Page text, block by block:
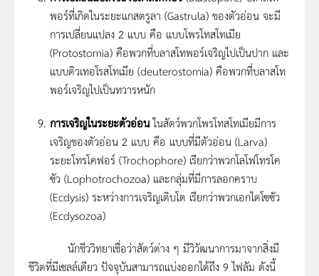
พอร์ที่เกิดในระยะแกสตรูลา (Gastrula) ของตัวอ่อน จะมี
การเปลี่ยนแปลง 2 แบบ คือ แบบโพรโทสโทเมีย
(Protostomia) คือพวกที่บลาสโทพอร์เจริญไปเป็นปาก และ
แบบดิวเทอโรสโทเมีย (deuterostomia) คือพวกที่บลาสโท
พอร์เจริญไปเป็นทวารหนัก
การเจริญในระยะตัวอ่อนในสัตว์พวกโพรโทสโทเมียมีการ
เจริญของตัวอ่อน 2 แบบ คือ แบบที่มีตัวอ่อน (Larva)
ระยะโทรโคฟอร์ (Trochophore) เรียกว่าพวกโลโฟโทรโค
ซัว (Lophotrochozoa) และกลุ่มที่มีการลอกคราบ
(Ecdysis) ระหว่างการเจริญเติบโต เรียกว่าพวกเอกไดโซซัว
(Ecdysozoa)
นักชีววิทยาเชื่อว่าสัตว์ต่าง ๆ มีวิวัฒนาการมาจากสิ่งมี
ชีวิตที่มีเซลล์เดียว ปัจจุบันสามารถแบ่งออกได้ถึง 9 ไฟลัม ดังนี้